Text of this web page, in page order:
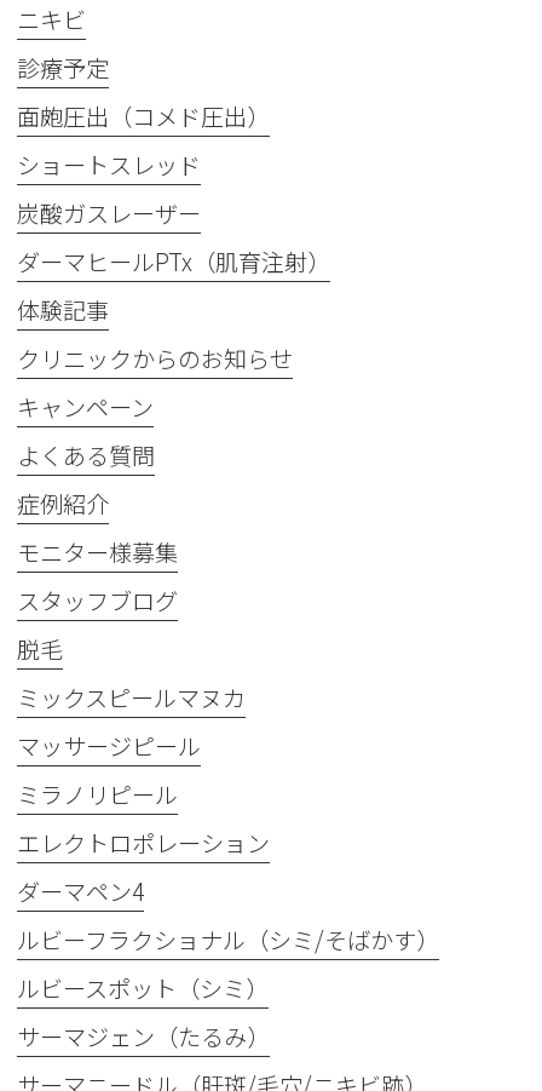
ニキビ
診療予定
面皰圧出（コメド圧出）
ショートスレッド
炭酸ガスレーザー
ダーマヒールPTx（肌育注射）
体験記事
クリニックからのお知らせ
キャンペーン
よくある質問
症例紹介
モニター様募集
スタッフブログ
脱毛
ミックスピールマヌカ
マッサージピール
ミラノリピール
エレクトロポレーション
ダーマペン4
ルビーフラクショナル（シミ/そばかす）
ルビースポット（シミ）
サーマジェン（たるみ）